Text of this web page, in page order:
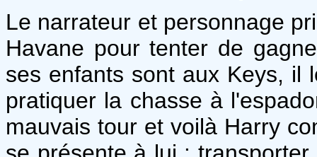
Le narrateur et personnage
Havane pour tenter de
ses enfants sont aux Keys, il
pratiquer la chasse à
mauvais tour et voilà Harry